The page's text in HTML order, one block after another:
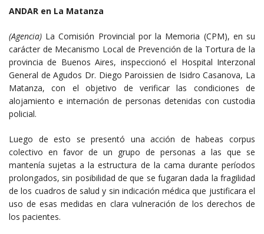
ANDAR en La Matanza
(Agencia) La Comisión Provincial por la Memoria (CPM), en su
carácter de Mecanismo Local de Prevención de la Tortura de la
provincia de Buenos Aires, inspeccionó el Hospital Interzonal
General de Agudos Dr. Diego Paroissien de Isidro Casanova, La
Matanza, con el objetivo de verificar las condiciones de
alojamiento e internación de personas detenidas con custodia
policial.
Luego de esto se presentó una acción de habeas corpus
colectivo en favor de un grupo de personas a las que se
mantenía sujetas a la estructura de la cama durante períodos
prolongados, sin posibilidad de que se fugaran dada la fragilidad
de los cuadros de salud y sin indicación médica que justificara el
uso de esas medidas en clara vulneración de los derechos de
los pacientes.